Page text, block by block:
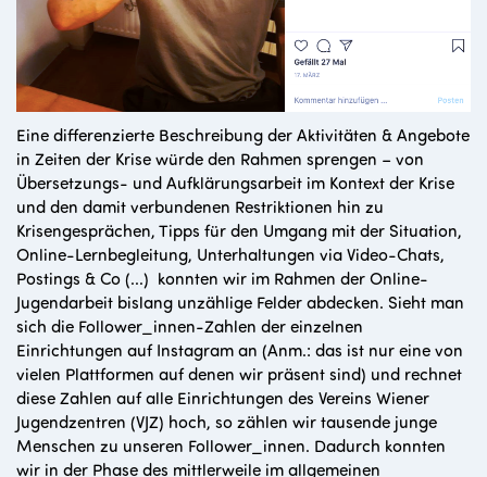
Eine differenzierte Beschreibung der Aktivitäten & Angebote
in Zeiten der Krise würde den Rahmen sprengen – von
Übersetzungs- und Aufklärungsarbeit im Kontext der Krise
und den damit verbundenen Restriktionen hin zu
Krisengesprächen, Tipps für den Umgang mit der Situation,
Online-Lernbegleitung, Unterhaltungen via Video-Chats,
Postings & Co (...) konnten wir im Rahmen der Online-
Jugendarbeit bislang unzählige Felder abdecken. Sieht man
sich die Follower_innen-Zahlen der einzelnen
Einrichtungen auf Instagram an (Anm.: das ist nur eine von
vielen Plattformen auf denen wir präsent sind) und rechnet
diese Zahlen auf alle Einrichtungen des Vereins Wiener
Jugendzentren (VJZ) hoch, so zählen wir tausende junge
Menschen zu unseren Follower_innen. Dadurch konnten
wir in der Phase des mittlerweile im allgemeinen